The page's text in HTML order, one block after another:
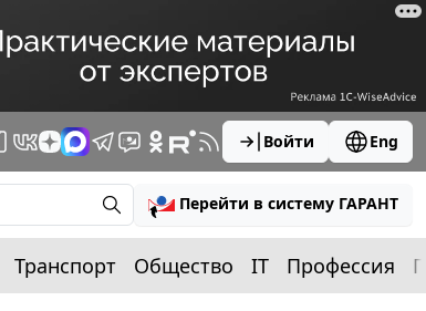
Войти Eng
Перейти в систему ГАРАНТ
Транспорт Общество IT Профессия